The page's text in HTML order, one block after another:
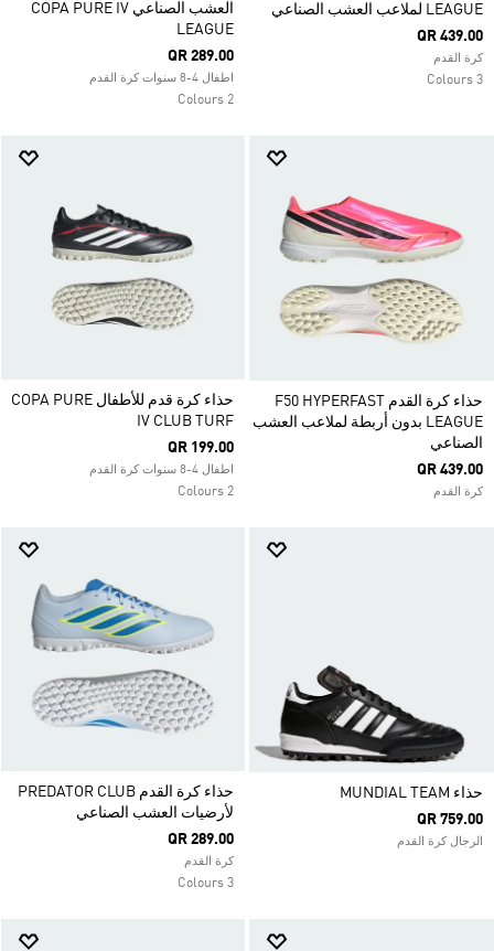
LEAGUE لملاعب العشب الصناعي
QR 439.00
كرة القدم
3 Colours
العشب الصناعي COPA PURE IV
LEAGUE
QR 289.00
اطفال 4-8 سنوات كرة القدم
2 Colours
حذاء كرة القدم F50 HYPERFAST
LEAGUE بدون أربطة لملاعب العشب
الصناعي
QR 439.00
كرة القدم
حذاء كرة قدم للأطفال COPA PURE
IV CLUB TURF
QR 199.00
اطفال 4-8 سنوات كرة القدم
2 Colours
حذاء MUNDIAL TEAM
QR 759.00
الرجال كرة القدم
حذاء كرة القدم PREDATOR CLUB
لأرضيات العشب الصناعي
QR 289.00
كرة القدم
3 Colours